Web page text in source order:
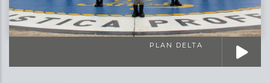
PLAN DELTA